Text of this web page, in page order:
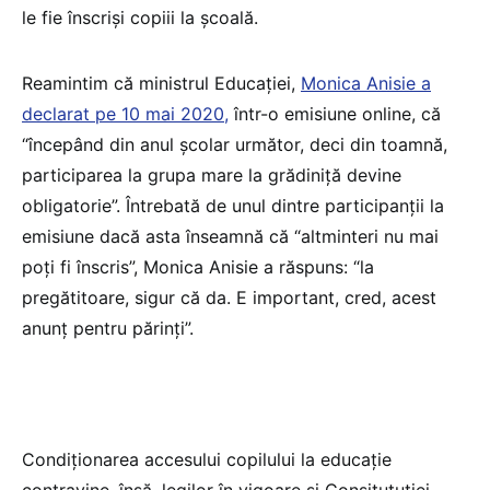
le fie înscriși copiii la școală.
Reamintim că ministrul Educației, Monica Anisie a
declarat pe 10 mai 2020, într-o emisiune online, că
“începând din anul școlar următor, deci din toamnă,
participarea la grupa mare la grădiniță devine
obligatorie”. Întrebată de unul dintre participanții la
emisiune dacă asta înseamnă că “altminteri nu mai
poți fi înscris”, Monica Anisie a răspuns: “la
pregătitoare, sigur că da. E important, cred, acest
anunț pentru părinți”.
Condiționarea accesului copilului la educație